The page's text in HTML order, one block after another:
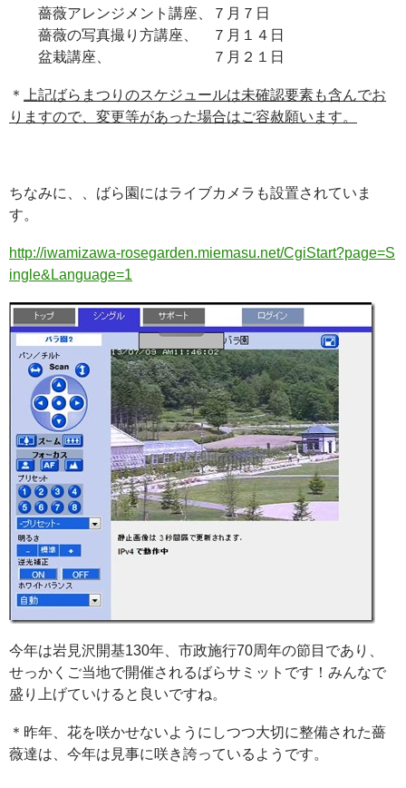
薔薇アレンジメント講座、７月７日
薔薇の写真撮り方講座、 ７月１４日
盆栽講座、 ７月２１日
＊
上記ばらまつりのスケジュールは未確認要素も含んでお
りますので、変更等があった場合はご容赦願います。
ちなみに、、ばら園にはライブカメラも設置されていま
す。
http://iwamizawa-rosegarden.miemasu.net/CgiStart?page=S
ingle&Language=1
今年は岩見沢開基130年、市政施行70周年の節目であり、
せっかくご当地で開催されるばらサミットです！みんなで
盛り上げていけると良いですね。
＊昨年、花を咲かせないようにしつつ大切に整備された薔
薇達は、今年は見事に咲き誇っているようです。